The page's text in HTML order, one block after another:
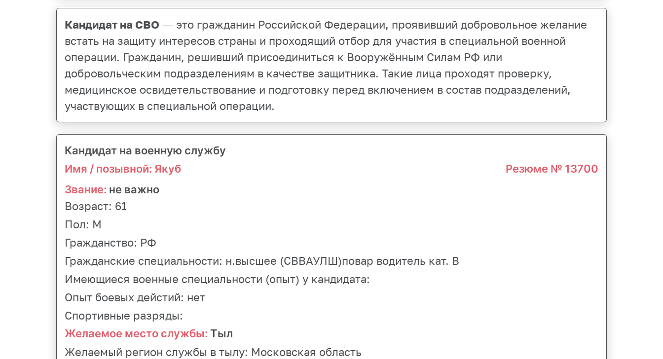
Кандидат на СВО — это гражданин Российской Федерации, проявивший добровольное желание
встать на защиту интересов страны и проходящий отбор для участия в специальной военной
операции. Гражданин, решивший присоединиться к Вооружённым Силам РФ или
добровольческим подразделениям в качестве защитника. Такие лица проходят проверку,
медицинское освидетельствование и подготовку перед включением в состав подразделений,
участвующих в специальной операции.
Кандидат на военную службу
Имя / позывной: Якуб
Резюме № 13700
Звание: не важно
Возраст: 61
Пол: М
Гражданство: РФ
Гражданские специальности: н.высшее (СВВАУЛШ)повар водитель кат. В
Имеющиеся военные специальности (опыт) у кандидата:
Опыт боевых дейстий: нет
Спортивные разряды:
Желаемое место службы: Тыл
Желаемый регион службы в тылу: Московская область